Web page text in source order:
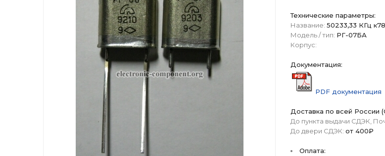
Технические параметры:
Название: 50233,33 КГц
Модель / тип: РГ-07БА
Корпус:
Документация:
PDF документация
Доставка по всей России
До пункта выдачи СДЭК,
До двери СДЭК: от 400₽
Оплата: